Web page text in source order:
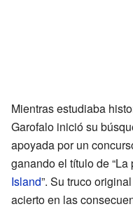
Mientras estudiaba
Garofalo inició su
apoyada por un
ganando el título de
Island”. Su truco
acierto en las